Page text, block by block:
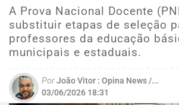
A Prova Nacional Docente
substituir etapas de seleção
professores da educação
municipais e estaduais.
PorJoão Vitor : Opina News /...
03/06/2026 18:31